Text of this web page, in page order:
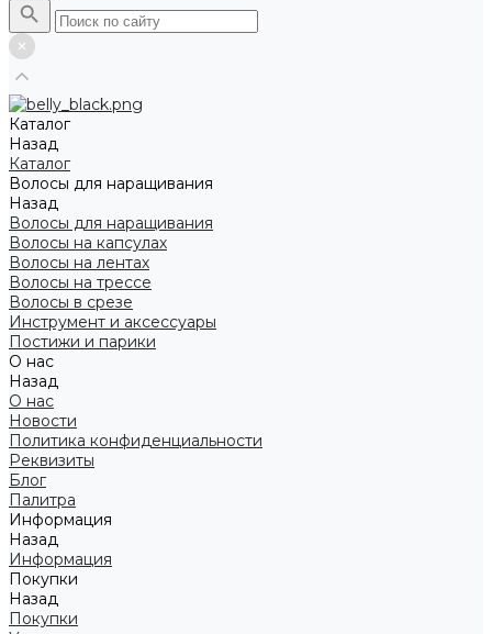
Каталог
Назад
Каталог
Волосы для наращивания
Назад
Волосы для наращивания
Волосы на капсулах
Волосы на лентах
Волосы на трессе
Волосы в срезе
Инструмент и аксессуары
Постижи и парики
О нас
Назад
О нас
Новости
Политика конфиденциальности
Реквизиты
Блог
Палитра
Информация
Назад
Информация
Покупки
Назад
Покупки